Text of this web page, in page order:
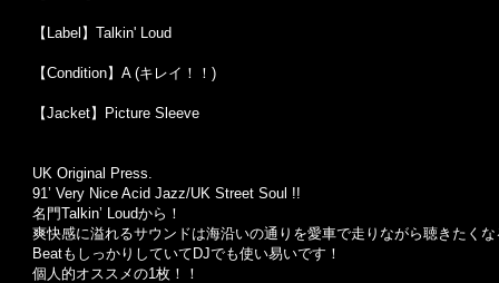
【Label】Talkin' Loud
【Condition】A (キレイ！！)
【Jacket】Picture Sleeve
UK Original Press.
91’ Very Nice Acid Jazz/UK Street Soul !!
名門Talkin’ Loudから！
爽快感に溢れるサウンドは海沿いの通りを愛車で走りながら聴きたく
BeatもしっかりしていてDJでも使い易いです！
個人的オススメの1枚！！